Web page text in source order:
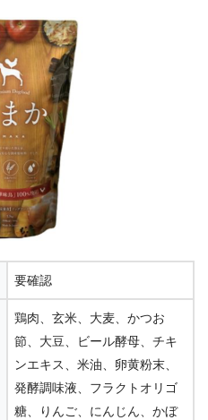
要確認
鶏肉、玄米、大麦、かつお
節、大豆、ビール酵母、チキ
ンエキス、米油、卵黄粉末、
発酵調味液、フラクトオリゴ
糖、りんご、にんじん、かぼ